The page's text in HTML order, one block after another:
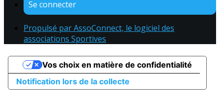
Se connecter
Propulsé par AssoConnect, le logiciel des
associations Sportives
Notification lors de la collecte
Vos choix en matière de confidentialité